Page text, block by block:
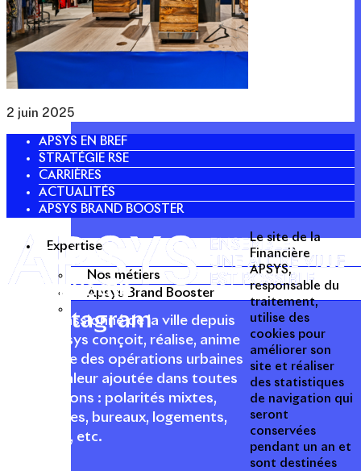
Expertise
Nos métiers
Apsys Brand Booster
2 juin 2025
APSYS EN BREF
STRATÉGIE RSE
CARRIÈRES
ACTUALITÉS
APSYS BRAND BOOSTER
Acteur passionné de la ville depuis
1996, Apsys conçoit, réalise, anime
et valorise des opérations urbaines
à forte valeur ajoutée dans toutes
les fonctions : polarités mixtes,
commerces, bureaux, logements,
hôtellerie, etc.
Twitter
Linkedin
Instagram
Le site de la
Financière
APSYS,
responsable du
traitement,
utilise des
cookies pour
améliorer son
site et réaliser
des statistiques
de navigation qui
seront
conservées
pendant un an et
sont destinées